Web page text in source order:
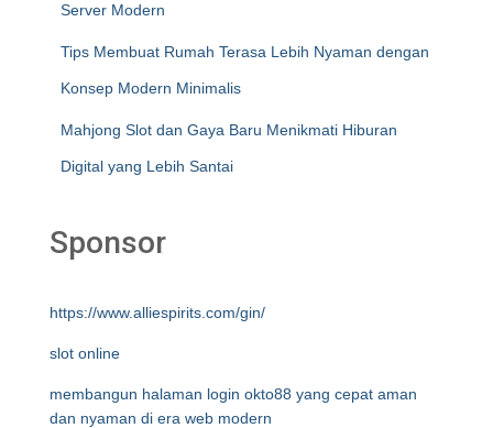
Server Modern
Tips Membuat Rumah Terasa Lebih Nyaman dengan
Konsep Modern Minimalis
Mahjong Slot dan Gaya Baru Menikmati Hiburan
Digital yang Lebih Santai
Sponsor
https://www.alliespirits.com/gin/
slot online
membangun halaman login okto88 yang cepat aman
dan nyaman di era web modern